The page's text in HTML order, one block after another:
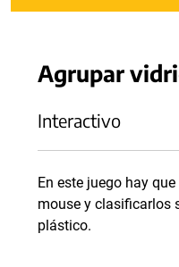
Agrupar
Interactivo
En este juego hay
mouse y clasificarlos
plástico.